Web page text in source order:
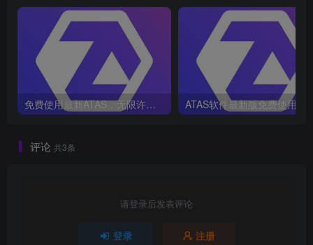
免费使用最新ATAS，无限许可证流程 ATAS软件最新版免费使用教
评论 共3条
请登录后发表评论
登录 注册